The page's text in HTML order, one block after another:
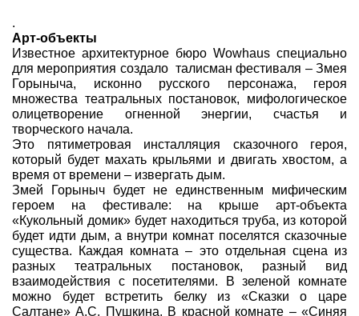
.
Арт-объекты
Известное архитектурное бюро Wowhaus специально
для мероприятия создало талисман фестиваля – Змея
Горыныча, исконно русского персонажа, героя
множества театральных постановок, мифологическое
олицетворение огненной энергии, счастья и
творческого начала.
Это пятиметровая инсталляция
сказочного героя,
который будет махать крыльями и двигать хвостом, а
время от времени – извергать дым.
Змей Горыныч будет не единственным мифическим
героем на фестивале: на крыше арт-объекта
«Кукольный домик» будет находиться труба, из которой
будет идти дым, а внутри комнат поселятся сказочные
существа. Каждая комната – это отдельная сцена из
разных театральных постановок, разный вид
взаимодействия с посетителями. В зеленой комнате
можно будет встретить белку из «Сказки о царе
Салтане» А.С. Пушкина. В красной комнате – «Синяя